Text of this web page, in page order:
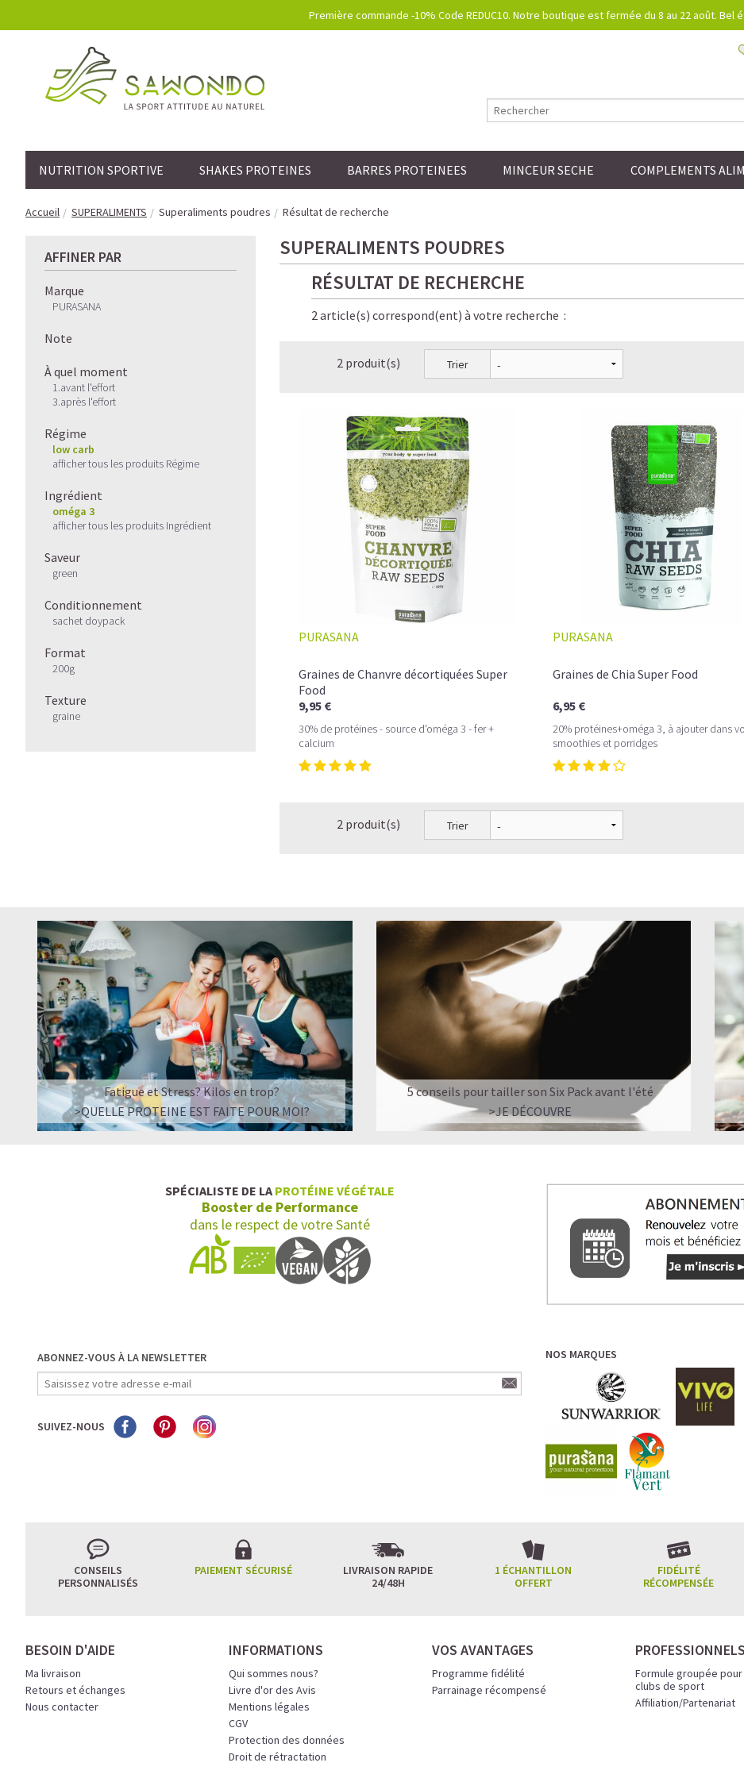
Première commande -10% Code REDUC10. Notre boutique est fermée du 8 au 22 août. Bel
NUTRITION SPORTIVE SHAKES PROTEINES BARRES PROTEINEES MINCEUR SECHE COMPLEMENTS
Accueil SUPERALIMENTS Superaliments poudres Résultat de recherche
AFFINER PAR
Marque
PURASANA
Note
À quel moment
1.avant l'effort
3.après l'effort
Régime
low carb
afficher tous les produits Régime
Ingrédient
oméga 3
afficher tous les produits Ingrédient
Saveur
green
Conditionnement
sachet doypack
Format
200g
Texture
graine
SUPERALIMENTS POUDRES
RÉSULTAT DE RECHERCHE
2 article(s) correspond(ent) à votre recherche :
2 produit(s) Trier
PURASANA
Graines de Chanvre décortiquées Super
Food
9,95 €
30% de protéines - source d'oméga 3 - fer +
calcium
PURASANA
Graines de Chia Super Food
6,95 €
20% protéines+oméga 3, à ajouter dans
smoothies et porridges
2 produit(s) Trier
Fatigue et Stress? Kilos en trop?
>QUELLE PROTEINE EST FAITE POUR MOI?
5 conseils pour tailler son Six Pack avant l'été
>JE DÉCOUVRE
SPÉCIALISTE DE LA PROTÉINE VÉGÉTALE
Booster de Performance
dans le respect de votre Santé
ABONNEZ-VOUS À LA NEWSLETTER
SUIVEZ-NOUS
NOS MARQUES
CONSEILS
PERSONNALISÉS
PAIEMENT SÉCURISÉ
LIVRAISON RAPIDE
24/48H
1 ÉCHANTILLON
OFFERT
FIDÉLITÉ
RÉCOMPENSÉE
BESOIN D'AIDE
Ma livraison
Retours et échanges
Nous contacter
INFORMATIONS
Qui sommes nous?
Livre d'or des Avis
Mentions légales
CGV
Protection des données
Droit de rétractation
VOS AVANTAGES
Programme fidélité
Parrainage récompensé
PROFESSIONNELS
Formule groupée
clubs de sport
Affiliation/Partenariat